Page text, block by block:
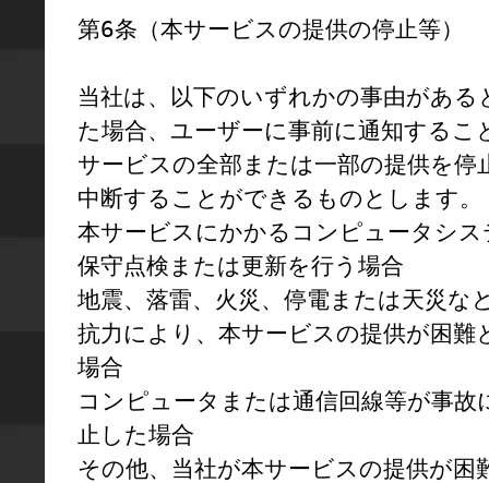
第6条（本サービスの提供の停止等）
当社は、以下のいずれかの事由がある
た場合、ユーザーに事前に通知するこ
サービスの全部または一部の提供を停
中断することができるものとします。
本サービスにかかるコンピュータシス
保守点検または更新を行う場合
地震、落雷、火災、停電または天災な
抗力により、本サービスの提供が困難
場合
コンピュータまたは通信回線等が事故
止した場合
その他、当社が本サービスの提供が困